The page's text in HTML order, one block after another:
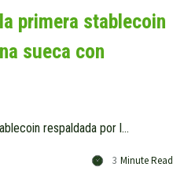
primera stablecoin
sueca con
AllUnity lanza SEKAU, la primera stablecoin respaldada por la corona sueca con reservas completas
3 Minute Read